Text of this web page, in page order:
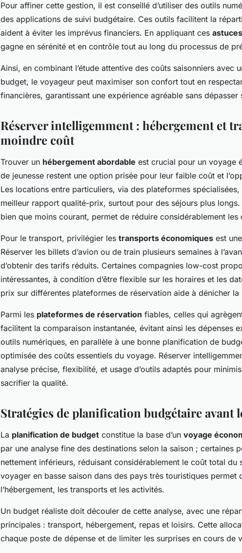
Pour affiner cette gestion, il est conseillé d’utiliser des outils
des applications de suivi budgétaire. Ces outils facilitent la
aident à éviter les imprévus financiers. En appliquant ces
gagne en sérénité et en contrôle tout au long du processus de
Ainsi, en combinant l’étude attentive des coûts saisonniers avec
budget, le voyageur peut maximiser son confort tout en
financières, garantissant une expérience agréable sans dépasser
Réserver intelligemment : hébergement et
moindre coût
Trouver un hébergement abordable est crucial pour un voyage
de jeunesse restent une option prisée pour leur faible coût et
Les locations entre particuliers, via des plateformes
meilleur rapport qualité-prix, surtout pour des séjours plus longs.
bien que moins courant, permet de réduire considérablement les
Pour le transport, privilégier les transports économiques est
Réserver les billets d’avion ou de train plusieurs semaines à
d’obtenir des tarifs réduits. Certaines compagnies low-cost
intéressantes, à condition d’être flexible sur les horaires et les
prix sur différentes plateformes de réservation aide à dénicher la
Parmi les plateformes de réservation fiables, celles qui
facilitent la comparaison instantanée, évitant ainsi les dépenses
outils numériques, en parallèle à une bonne planification de
optimisée des coûts essentiels du voyage. Réserver
analyse précise, flexibilité, et usage d’outils adaptés pour
sacrifier la qualité.
Stratégies de planification budgétaire avant
La planification de budget constitue la base d’un voyage
par une analyse fine des destinations selon la saison ; certaines
nettement inférieurs, réduisant considérablement le coût total du
voyager en basse saison dans des pays très touristiques permet
l’hébergement, les transports et les activités.
Un budget réaliste doit découler de cette analyse, avec une
principales : transport, hébergement, repas et loisirs. Cette
chaque poste de dépense et de limiter les surprises en cours de